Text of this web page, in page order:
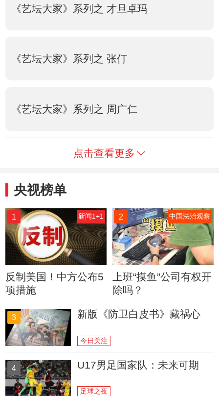
《艺坛大家》系列之 才旦卓玛
《艺坛大家》系列之 张仃
《艺坛大家》系列之 周广仁
点击查看更多
央视榜单
1 新闻1+1
反制美国！中方公布5
项措施
2 中国法治观察
上班“摸鱼”公司有权开
除吗？
3 新版《防卫白皮书》藏祸心
今日关注
4 U17男足国家队：未来可期
足球之夜